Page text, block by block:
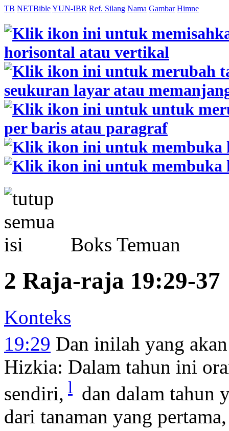
TB NETBibleYUN-IBR Ref. Silang Nama Gambar Himne
Boks Temuan
2 Raja-raja 19:29-37
Konteks
19:29 Dan inilah yang
Hizkia: Dalam tahun ini
sendiri, l
dan dalam tahun
dari tanaman yang